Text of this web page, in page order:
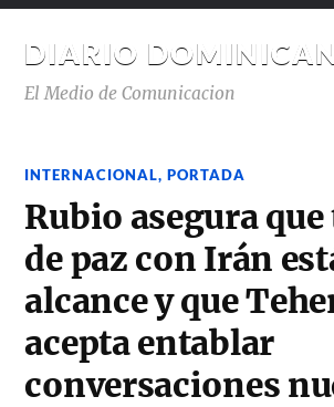
DIARIO
El Medio de Comunicacion
INTERNACIONAL,PORTADA
Rubio asegura
de paz con Irán
alcance y que
acepta entablar
conversaciones